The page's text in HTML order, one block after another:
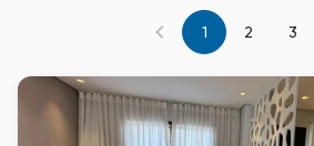
1 2 3